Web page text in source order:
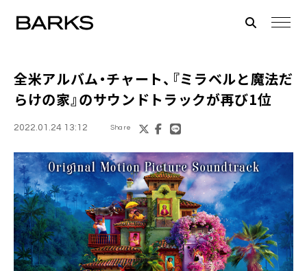
全米アルバム・チャート、『ミラベルと魔法だ
らけの家』のサウンドトラックが再び1位
2022.01.24 13:12 Share